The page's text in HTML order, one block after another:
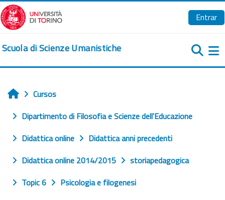
Salta al contenido principal
Entrar
Scuola di Scienze Umanistiche
Inicio
Cursos
Dipartimento di Filosofia e Scienze dell'Educazione
Didattica online
Didattica anni precedenti
Didattica online 2014/2015
storiapedagogica
Topic 6
Psicologia e filogenesi